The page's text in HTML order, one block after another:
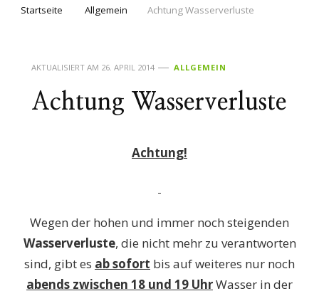
Startseite Allgemein Achtung Wasserverluste
AKTUALISIERT AM 26. APRIL 2014 ALLGEMEIN
Achtung Wasserverluste
Achtung!
Wegen der hohen und immer noch steigenden
Wasserverluste, die nicht mehr zu verantworten
sind, gibt es ab sofort bis auf weiteres nur noch
abends zwischen 18 und 19 UhrWasser in der